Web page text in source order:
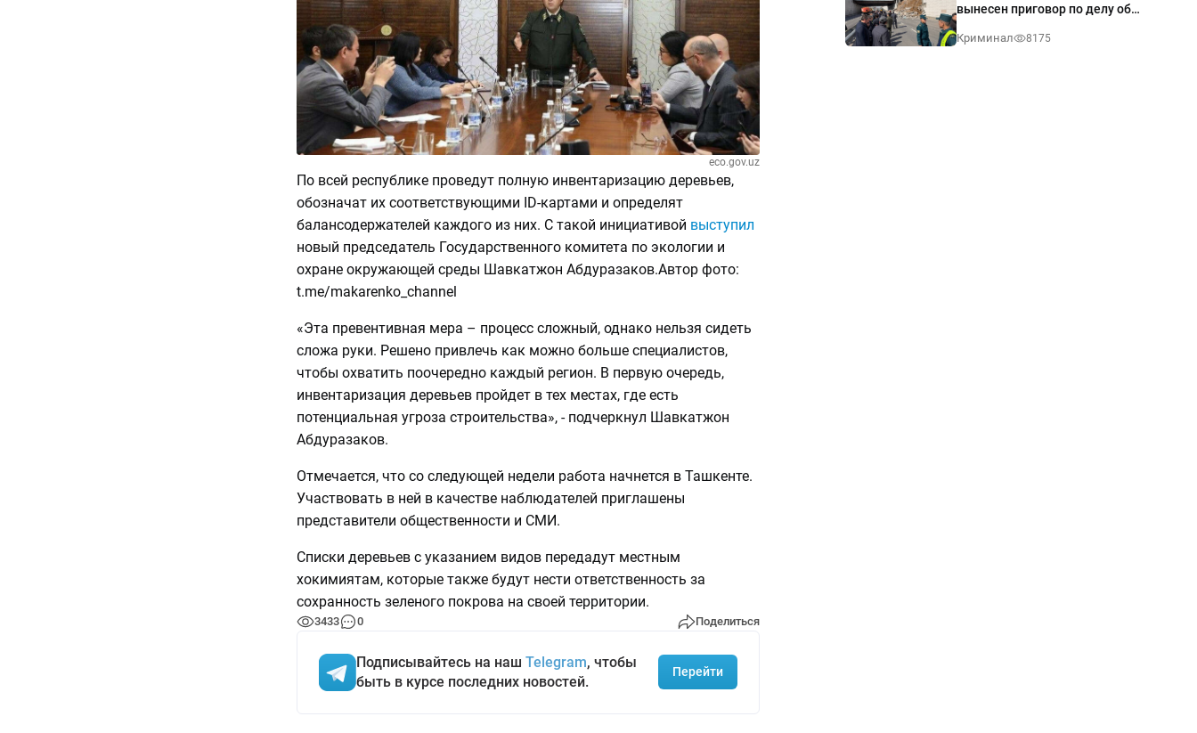
eco.gov.uz
По всей республике проведут полную инвентаризацию деревьев,
обозначат их соответствующими ID-картами и определят
балансодержателей каждого из них. С такой инициативой выступил
новый председатель Государственного комитета по экологии и
охране окружающей среды Шавкатжон Абдуразаков.Автор фото:
t.me/makarenko_channel
«Эта превентивная мера – процесс сложный, однако нельзя сидеть
сложа руки. Решено привлечь как можно больше специалистов,
чтобы охватить поочередно каждый регион. В первую очередь,
инвентаризация деревьев пройдет в тех местах, где есть
потенциальная угроза строительства», - подчеркнул Шавкатжон
Абдуразаков.
Отмечается, что со следующей недели работа начнется в Ташкенте.
Участвовать в ней в качестве наблюдателей приглашены
представители общественности и СМИ.
Списки деревьев с указанием видов передадут местным
хокимиятам, которые также будут нести ответственность за
сохранность зеленого покрова на своей территории.
3433 0 Поделиться
Подписывайтесь на наш Telegram, чтобы
быть в курсе последних новостей.
Перейти
вынесен приговор по делу об
Ташкенте
Криминал 8175